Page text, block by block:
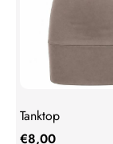
Tanktop
€8,00